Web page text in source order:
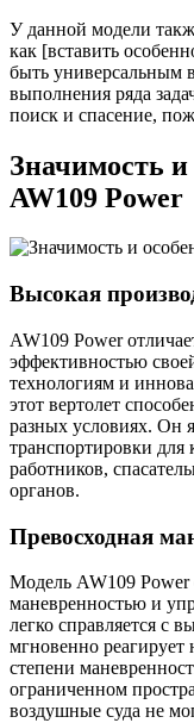
У данной модели
как [вставить
быть универсальным
выполнения ряда
поиск и спасение,
Значимость и
AW109 Power
Высокая
AW109 Power
эффективностью
технологиям и
этот вертолет
разных условиях. Он
транспортировки
работников,
органов.
Превосходная
Модель AW109 Power
маневренностью и
легко справляется с
мгновенно реагирует
степени
ограниченном
воздушные суда не